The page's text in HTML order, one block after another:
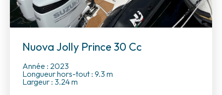
Nuova Jolly Prince 30 Cc
Année : 2023
Longueur hors-tout : 9.3 m
Largeur : 3.24 m